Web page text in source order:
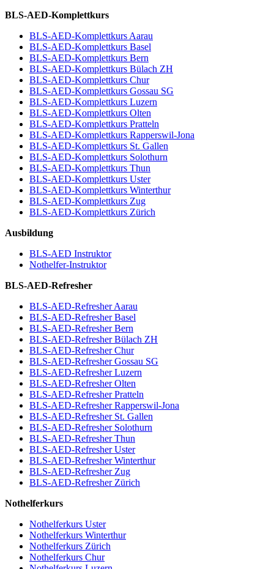
BLS-AED-Komplettkurs
BLS-AED-Komplettkurs Aarau
BLS-AED-Komplettkurs Basel
BLS-AED-Komplettkurs Bern
BLS-AED-Komplettkurs Bülach ZH
BLS-AED-Komplettkurs Chur
BLS-AED-Komplettkurs Gossau SG
BLS-AED-Komplettkurs Luzern
BLS-AED-Komplettkurs Olten
BLS-AED-Komplettkurs Pratteln
BLS-AED-Komplettkurs Rapperswil-Jona
BLS-AED-Komplettkurs St. Gallen
BLS-AED-Komplettkurs Solothurn
BLS-AED-Komplettkurs Thun
BLS-AED-Komplettkurs Uster
BLS-AED-Komplettkurs Winterthur
BLS-AED-Komplettkurs Zug
BLS-AED-Komplettkurs Zürich
Ausbildung
BLS-AED Instruktor
Nothelfer-Instruktor
BLS-AED-Refresher
BLS-AED-Refresher Aarau
BLS-AED-Refresher Basel
BLS-AED-Refresher Bern
BLS-AED-Refresher Bülach ZH
BLS-AED-Refresher Chur
BLS-AED-Refresher Gossau SG
BLS-AED-Refresher Luzern
BLS-AED-Refresher Olten
BLS-AED-Refresher Pratteln
BLS-AED-Refresher Rapperswil-Jona
BLS-AED-Refresher St. Gallen
BLS-AED-Refresher Solothurn
BLS-AED-Refresher Thun
BLS-AED-Refresher Uster
BLS-AED-Refresher Winterthur
BLS-AED-Refresher Zug
BLS-AED-Refresher Zürich
Nothelferkurs
Nothelferkurs Uster
Nothelferkurs Winterthur
Nothelferkurs Zürich
Nothelferkurs Chur